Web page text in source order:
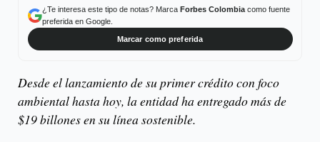
¿Te interesa este tipo de notas? Marca Forbes Colombiacomo fuente
preferida en Google.
Marcar como preferida
Desde el lanzamiento de su primer crédito con foco
ambiental hasta hoy, la entidad ha entregado más de
$19 billones en su línea sostenible.